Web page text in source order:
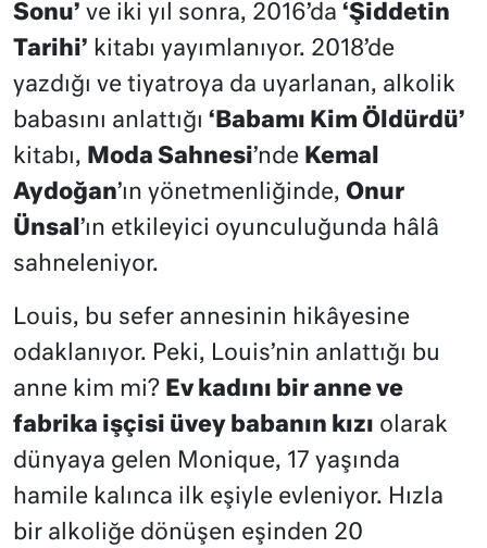
Sonu’ ve iki yıl sonra, 2016’da ‘Şiddetin
Tarihi’ kitabı yayımlanıyor. 2018’de
yazdığı ve tiyatroya da uyarlanan, alkolik
babasını anlattığı ‘Babamı Kim Öldürdü’
kitabı, Moda Sahnesi’nde Kemal
Aydoğan’ın yönetmenliğinde, Onur
Ünsal ’ın etkileyici oyunculuğunda hâlâ
sahneleniyor.
Louis, bu sefer annesinin hikâyesine
odaklanıyor. Peki, Louis’nin anlattığı bu
anne kim mi? Ev kadını bir anne ve
fabrika işçisi üvey babanın kızı olarak
dünyaya gelen Monique, 17 yaşında
hamile kalınca ilk eşiyle evleniyor. Hızla
bir alkoliğe dönüşen eşinden 20